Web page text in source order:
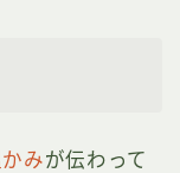
みが伝わって